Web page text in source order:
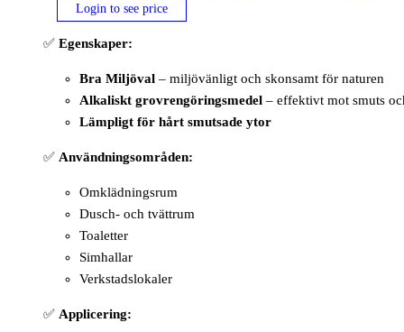
Login to see price
✅ Egenskaper:
Bra Miljöval – miljövänligt och skonsamt för naturen
Alkaliskt grovrengöringsmedel – effektivt mot smuts
Lämpligt för hårt smutsade ytor
✅ Användningsområden:
Omklädningsrum
Dusch- och tvättrum
Toaletter
Simhallar
Verkstadslokaler
✅ Applicering: